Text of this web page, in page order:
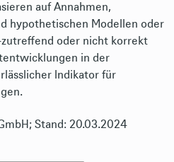
auf Annahmen,
hypothetischen Modellen oder
zutreffend oder nicht korrekt
in der
Indikator für
Stand: 20.03.2024